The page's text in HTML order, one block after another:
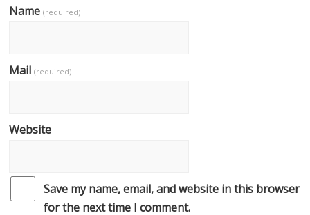
Name(required)
Mail(required)
Website
Save my name, email, and website in this browser
for the next time I comment.